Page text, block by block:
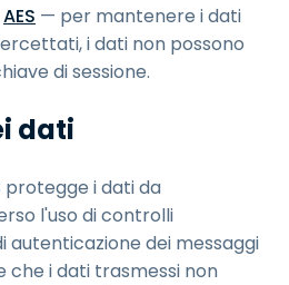
AES — per mantenere i dati
i dati non possono
di sessione.
dati
protegge i dati da
l'uso di controlli
dei messaggi
che i dati trasmessi non